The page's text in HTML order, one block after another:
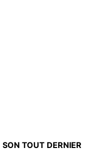
SON TOUT DERNIER